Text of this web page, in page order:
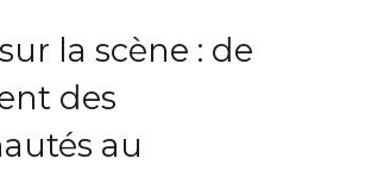
la scène : de
des
au